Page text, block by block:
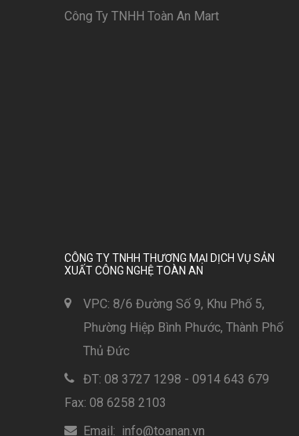
Công Ty TNHH Toàn An Mart
CÔNG TY TNHH THƯƠNG MẠI DỊCH VỤ SẢN
XUẤT CÔNG NGHỆ TOÀN AN
VPC: 8/6 Đường Số 9, Khu Phố 5,
Phường Hiệp Bình Phước, Thành Phố
Thủ Đức
ĐT: 08 3727 1298 - 0914 643 679
Fax: 08 6258 2103
Email: info@toanan.vn